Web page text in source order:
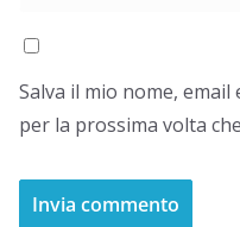
Salva il mio nome,
per la prossima volta